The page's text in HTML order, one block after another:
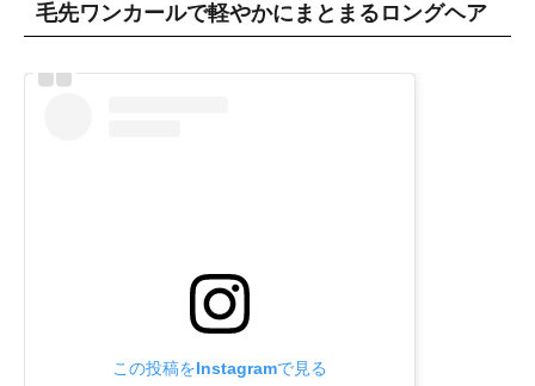
毛先ワンカールで軽やかにまとまるロングヘア
この投稿をInstagramで見る